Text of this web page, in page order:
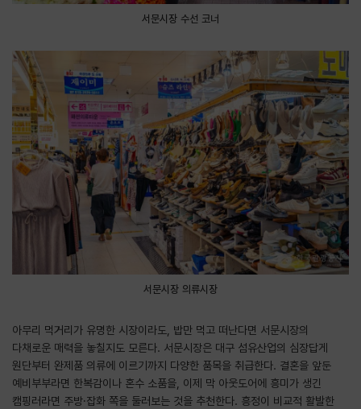
서문시장 수선 코너
서문시장 의류시장
아무리 먹거리가 유명한 시장이라도, 밥만 먹고 떠난다면 서문시장의
다채로운 매력을 놓칠지도 모른다. 서문시장은 대구 섬유산업의 심장답게
원단부터 완제품 의류에 이르기까지 다양한 품목을 취급한다. 결혼을 앞둔
예비부부라면 한복감이나 혼수 소품을, 이제 막 아웃도어에 흥미가 생긴
캠핑러라면 주방·잡화 쪽을 둘러보는 것을 추천한다. 흥정이 비교적 활발한